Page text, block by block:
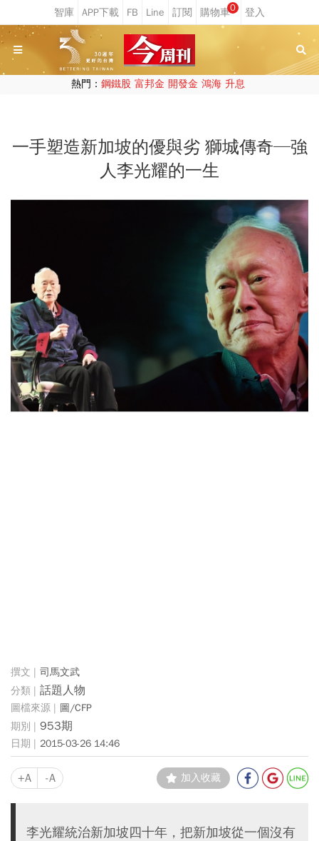
0
熱門： 鋼鐵股 富邦金 開發金 鴻海 升息
一手塑造新加坡的優與劣 獅城傳奇─強
人李光耀的一生
司馬文武
話題人物
圖/CFP
953期
2015-03-26 14:46
+A -A 加入收藏
李光耀統治新加坡四十年，把新加坡從一個沒有